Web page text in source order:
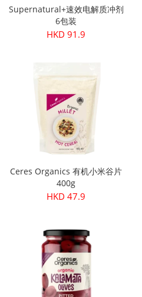
Supernatural+速效电解质冲剂
6包装
HKD 91.9
Ceres Organics 有机小米谷片
400g
HKD 47.9